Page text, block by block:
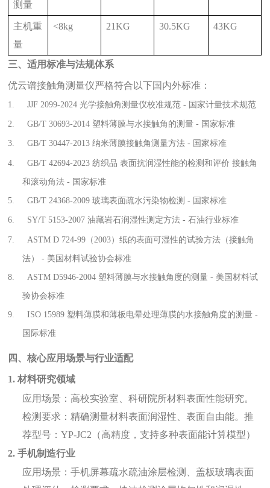
测量
主机重
量
<8kg 21KG 30.5KG 43KG
三、适用标准与法规体系
优云谱接触角测量仪严格符合以下国内外标准：
1. JJF 2099-2024 光学接触角测量仪校准规范 - 国家计量技术规范
2. GB/T 30693-2014 塑料薄膜与水接触角的测量 - 国家标准
3. GB/T 30447-2013 纳米薄膜接触角测量方法 - 国家标准
4. GB/T 42694-2023 纺织品 表面抗润湿性能的检测和评价 接触角
和滚动角法 - 国家标准
5. GB/T 24368-2009 玻璃表面疏水污染物检测 - 国家标准
6. SY/T 5153-2007 油藏岩石润湿性测定方法 - 石油行业标准
7. ASTM D 724-99（2003）纸的表面可湿性的试验方法（接触角
法） - 美国材料试验协会标准
8. ASTM D5946-2004 塑料薄膜与水接触角度的测量 - 美国材料试
验协会标准
9. ISO 15989 塑料薄膜和薄板电晕处理薄膜的水接触角度的测量 -
国际标准
四、核心应用场景与行业适配
1. 材料研究领域
应用场景：高校实验室、科研院所材料表面性能研究。
检测要求：精确测量材料表面润湿性、表面自由能。推
荐型号：YP-JC2（高精度，支持多种表面能计算模型）
2. 手机制造行业
应用场景：手机屏幕疏水疏油涂层检测、盖板玻璃表面